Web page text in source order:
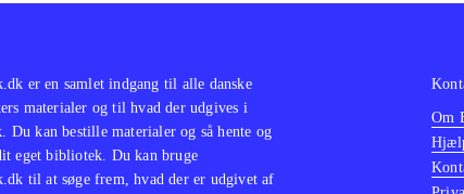
er en samlet indgang til alle danske
materialer og til hvad der udgives i
Du kan bestille materialer og så hente og
eget bibliotek. Du kan bruge
til at søge frem, hvad der er udgivet af
Om